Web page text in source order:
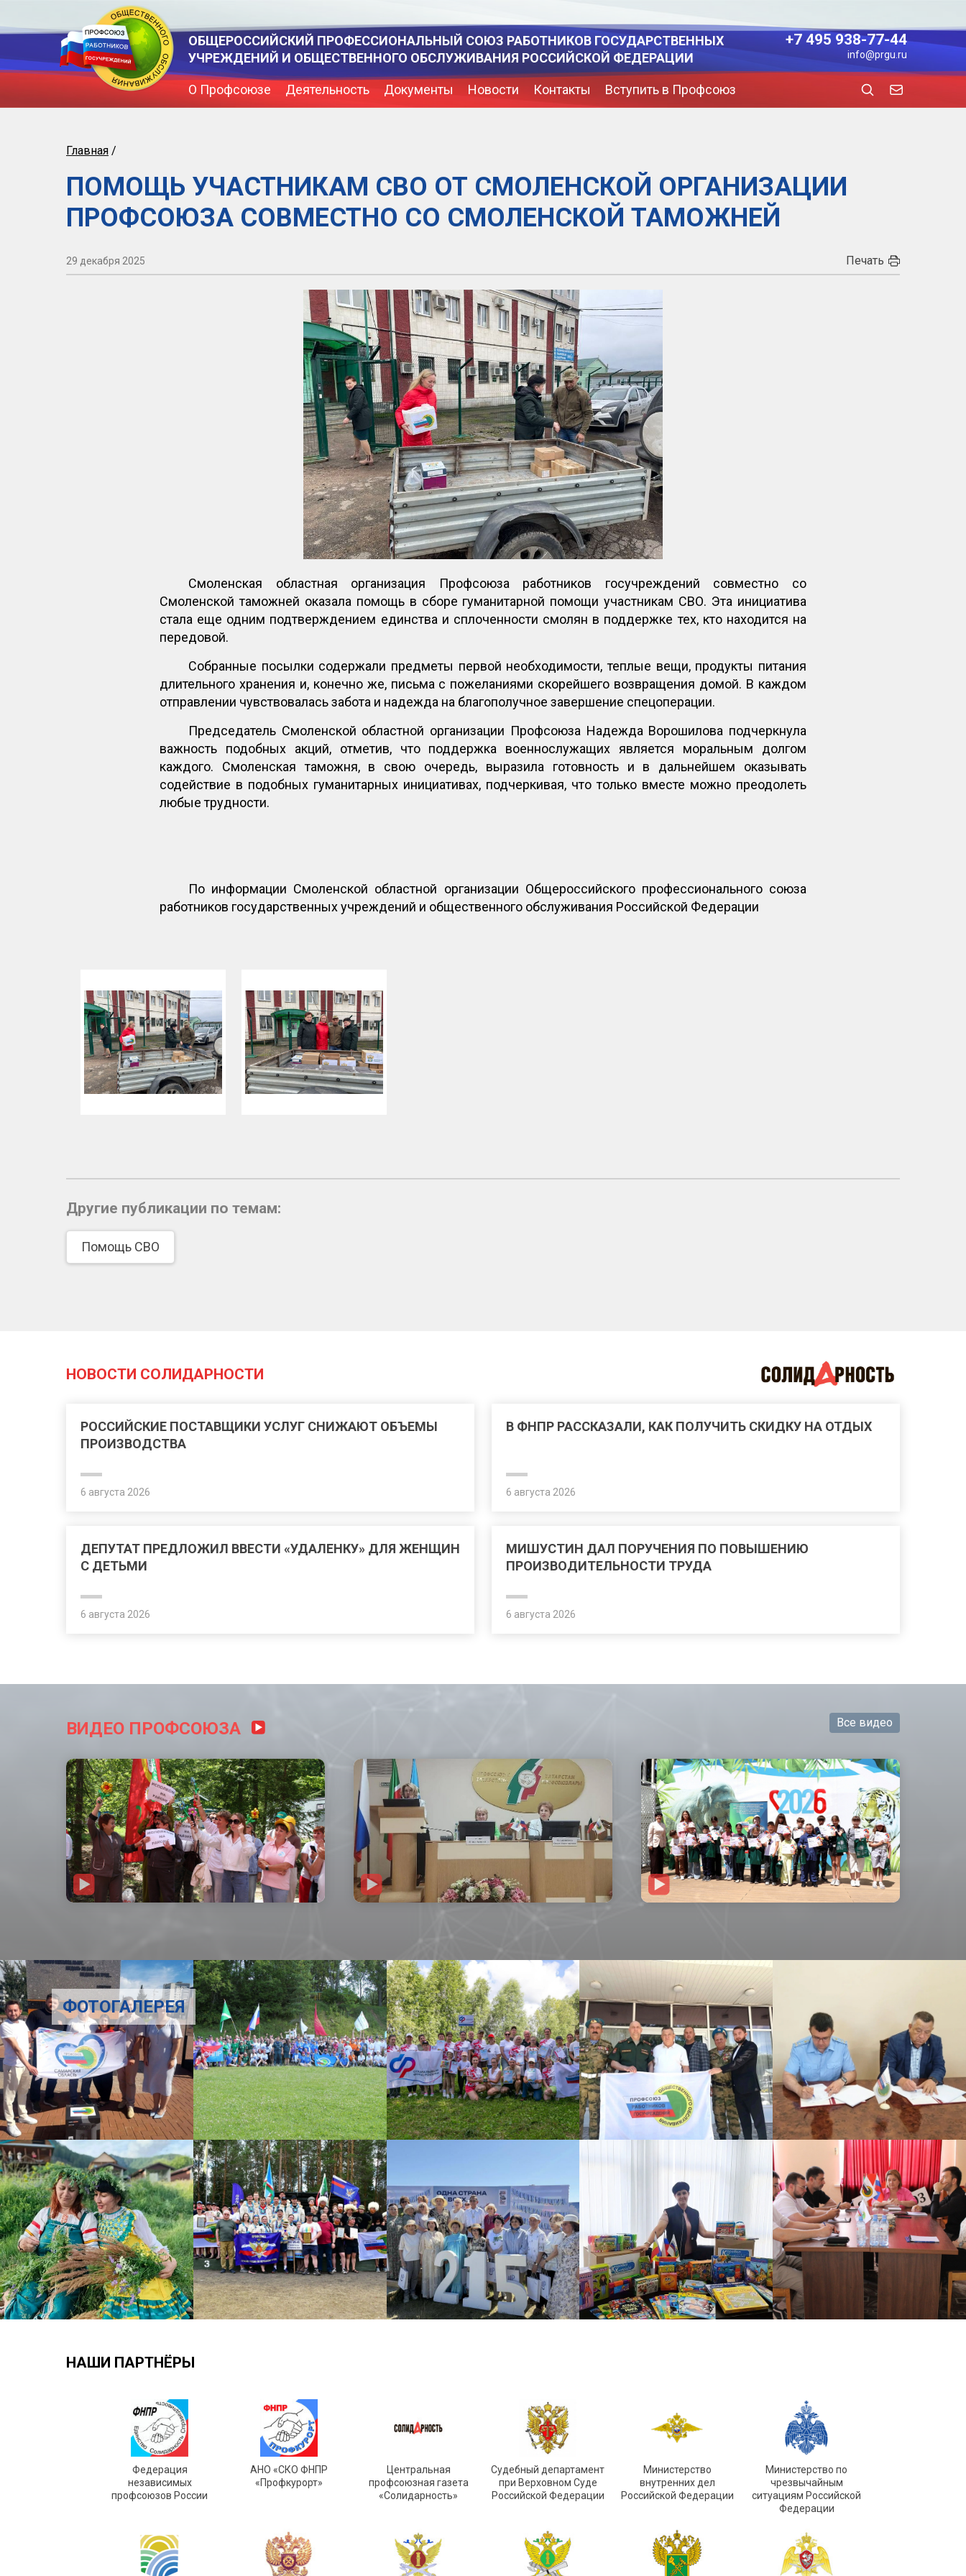
ОБЩЕРОССИЙСКИЙ ПРОФЕССИОНАЛЬНЫЙ СОЮЗ РАБОТНИКОВ ГОСУДАРСТВЕННЫХ
УЧРЕЖДЕНИЙ И ОБЩЕСТВЕННОГО ОБСЛУЖИВАНИЯ РОССИЙСКОЙ ФЕДЕРАЦИИ
+7 495 938-77-44
info@prgu.ru
О Профсоюзе Деятельность Документы Новости Контакты Вступить в Профсоюз
Главная /
ПОМОЩЬ УЧАСТНИКАМ СВО ОТ СМОЛЕНСКОЙ ОРГАНИЗАЦИИ
ПРОФСОЮЗА СОВМЕСТНО СО СМОЛЕНСКОЙ ТАМОЖНЕЙ
29 декабря 2025 Печать
Смоленская областная организация Профсоюза работников госучреждений совместно со
Смоленской таможней оказала помощь в сборе гуманитарной помощи участникам СВО. Эта инициатива
стала еще одним подтверждением единства и сплоченности смолян в поддержке тех, кто находится на
передовой.
Собранные посылки содержали предметы первой необходимости, теплые вещи, продукты питания
длительного хранения и, конечно же, письма с пожеланиями скорейшего возвращения домой. В каждом
отправлении чувствовалась забота и надежда на благополучное завершение спецоперации.
Председатель Смоленской областной организации Профсоюза Надежда Ворошилова подчеркнула
важность подобных акций, отметив, что поддержка военнослужащих является моральным долгом
каждого. Смоленская таможня, в свою очередь, выразила готовность и в дальнейшем оказывать
содействие в подобных гуманитарных инициативах, подчеркивая, что только вместе можно преодолеть
любые трудности.
По информации Смоленской областной организации Общероссийского профессионального союза
работников государственных учреждений и общественного обслуживания Российской Федерации
Другие публикации по темам:
Помощь СВО
НОВОСТИ СОЛИДАРНОСТИ
РОССИЙСКИЕ ПОСТАВЩИКИ УСЛУГ СНИЖАЮТ ОБЪЕМЫ
ПРОИЗВОДСТВА
6 августа 2026
В ФНПР РАССКАЗАЛИ, КАК ПОЛУЧИТЬ СКИДКУ НА ОТДЫХ
6 августа 2026
ДЕПУТАТ ПРЕДЛОЖИЛ ВВЕСТИ «УДАЛЕНКУ» ДЛЯ ЖЕНЩИН
С ДЕТЬМИ
6 августа 2026
МИШУСТИН ДАЛ ПОРУЧЕНИЯ ПО ПОВЫШЕНИЮ
ПРОИЗВОДИТЕЛЬНОСТИ ТРУДА
6 августа 2026
ВИДЕО ПРОФСОЮЗА Все видео
ФОТОГАЛЕРЕЯ
НАШИ ПАРТНЁРЫ
Федерация
независимых
профсоюзов России
АНО «СКО ФНПР
«Профкурорт»
Центральная
профсоюзная газета
«Солидарность»
Судебный департамент
при Верховном Суде
Российской Федерации
Министерство
внутренних дел
Российской Федерации
Министерство по
чрезвычайным
ситуациям Российской
Федерации